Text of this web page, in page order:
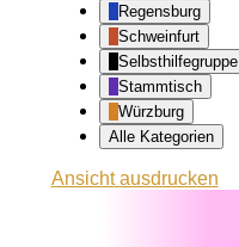
Regensburg
Schweinfurt
Selbsthilfegruppe
Stammtisch
Würzburg
Alle Kategorien
Ansichtausdrucken